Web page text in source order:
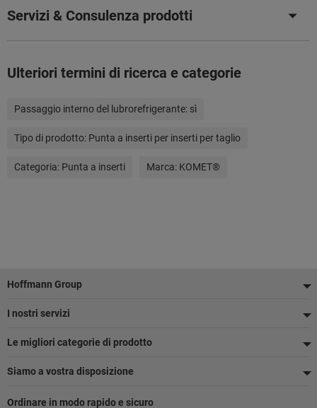
Servizi & Consulenza prodotti
Ulteriori termini di ricerca e categorie
Passaggio interno del lubrorefrigerante: sì
Tipo di prodotto: Punta a inserti per inserti per taglio
Categoria: Punta a inserti Marca: KOMET®
Piè
di
pagina
Hoffmann Group
I nostri servizi
Le migliori categorie di prodotto
Siamo a vostra disposizione
Ordinare in modo rapido e sicuro